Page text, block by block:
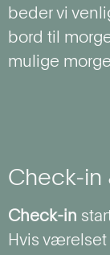
beder vi
bord til
mulige
Check-in
Check-in
Hvis